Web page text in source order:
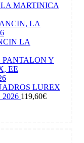
MARTINICA
LA
LUREX
119,60€